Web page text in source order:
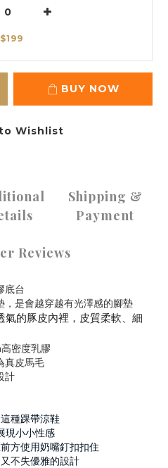
BUY NOW
Wishlist
Shipping &
Payment
Reviews
底台
，是會越穿越有光澤感的腳墊
氣的豚皮內裡，皮質柔軟、細
密度乳膠
真皮馬毛
計
種踝帶涼鞋
現小小性感
方使用奶嘴釘扣扣住
不失優雅的設計